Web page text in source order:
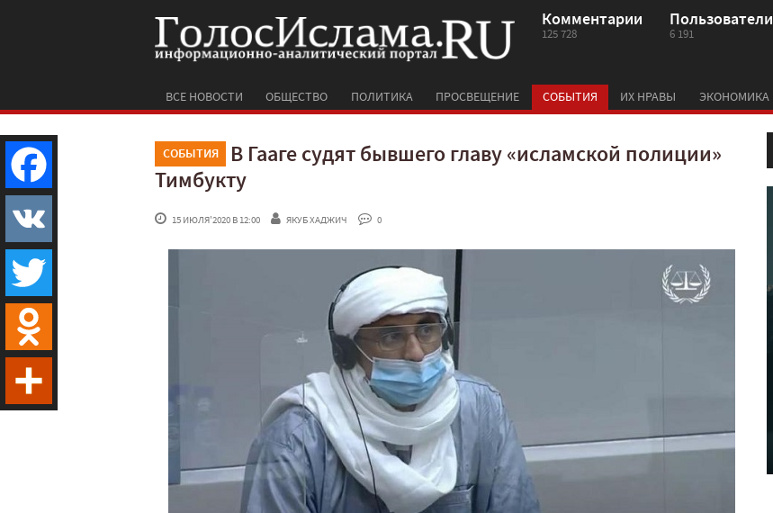
Комментарии
125 728
Пользователи
6 191
ВСЕ НОВОСТИ ОБЩЕСТВО ПОЛИТИКА ПРОСВЕЩЕНИЕ СОБЫТИЯ ИХ НРАВЫ ЭКОНОМИКА
СОБЫТИЯ
В Гааге судят бывшего главу «исламской полиции»
Тимбукту
15 ИЮЛЯ'2020 В 12:00 ЯКУБ ХАДЖИЧ 0
Facebook
VK
Twitter
Odnoklassniki